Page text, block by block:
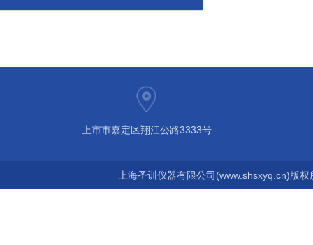
上市市嘉定区翔江公路3333号
上海圣训仪器有限公司(www.shsxyq.cn)版